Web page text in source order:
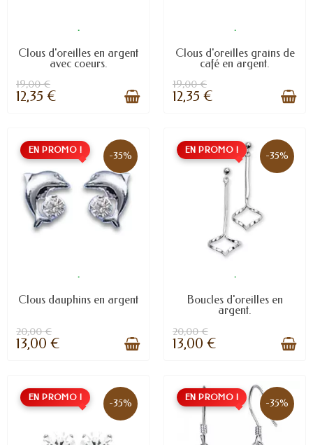
.
Clous d'oreilles en argent
avec coeurs.
19,00 €
12,35 €
.
Clous d'oreilles grains de
café en argent.
19,00 €
12,35 €
EN PROMO ! -35%
.
Clous dauphins en argent
20,00 €
13,00 €
EN PROMO ! -35%
.
Boucles d'oreilles en
argent.
20,00 €
13,00 €
EN PROMO ! -35% EN PROMO ! -35%